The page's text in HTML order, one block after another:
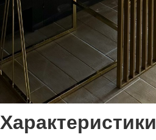
Характеристики